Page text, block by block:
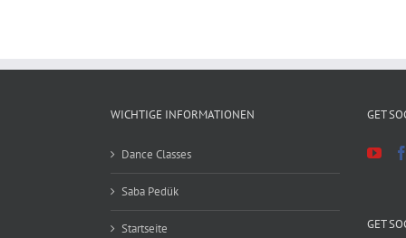
WICHTIGE INFORMATIONEN
Dance Classes
Saba Pedük
Startseite
GET
GET